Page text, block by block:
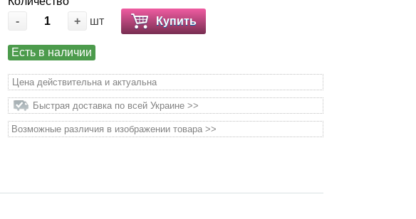
-
+ шт Купить
Есть в наличии
Цена действительна и актуальна
Быстрая доставка по всей Украине >>
Возможные различия в изображении товара >>